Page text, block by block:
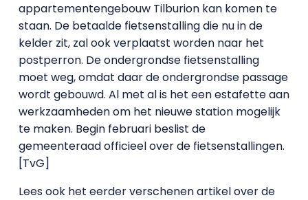
appartementengebouw Tilburion kan komen te
staan. De betaalde fietsenstalling die nu in de
kelder zit, zal ook verplaatst worden naar het
postperron. De ondergrondse fietsenstalling
moet weg, omdat daar de ondergrondse passage
wordt gebouwd. Al met al is het een estafette aan
werkzaamheden om het nieuwe station mogelijk
te maken. Begin februari beslist de
gemeenteraad officieel over de fietsenstallingen.
[TvG]
Lees ook het eerder verschenen artikel over de